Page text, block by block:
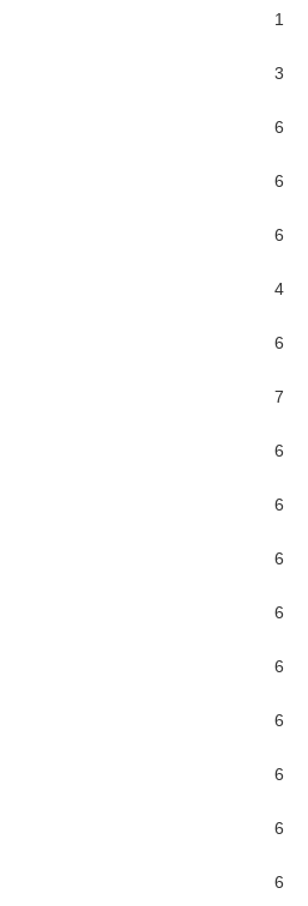
1
3
6
6
6
4
6
7
6
6
6
6
6
6
6
6
6